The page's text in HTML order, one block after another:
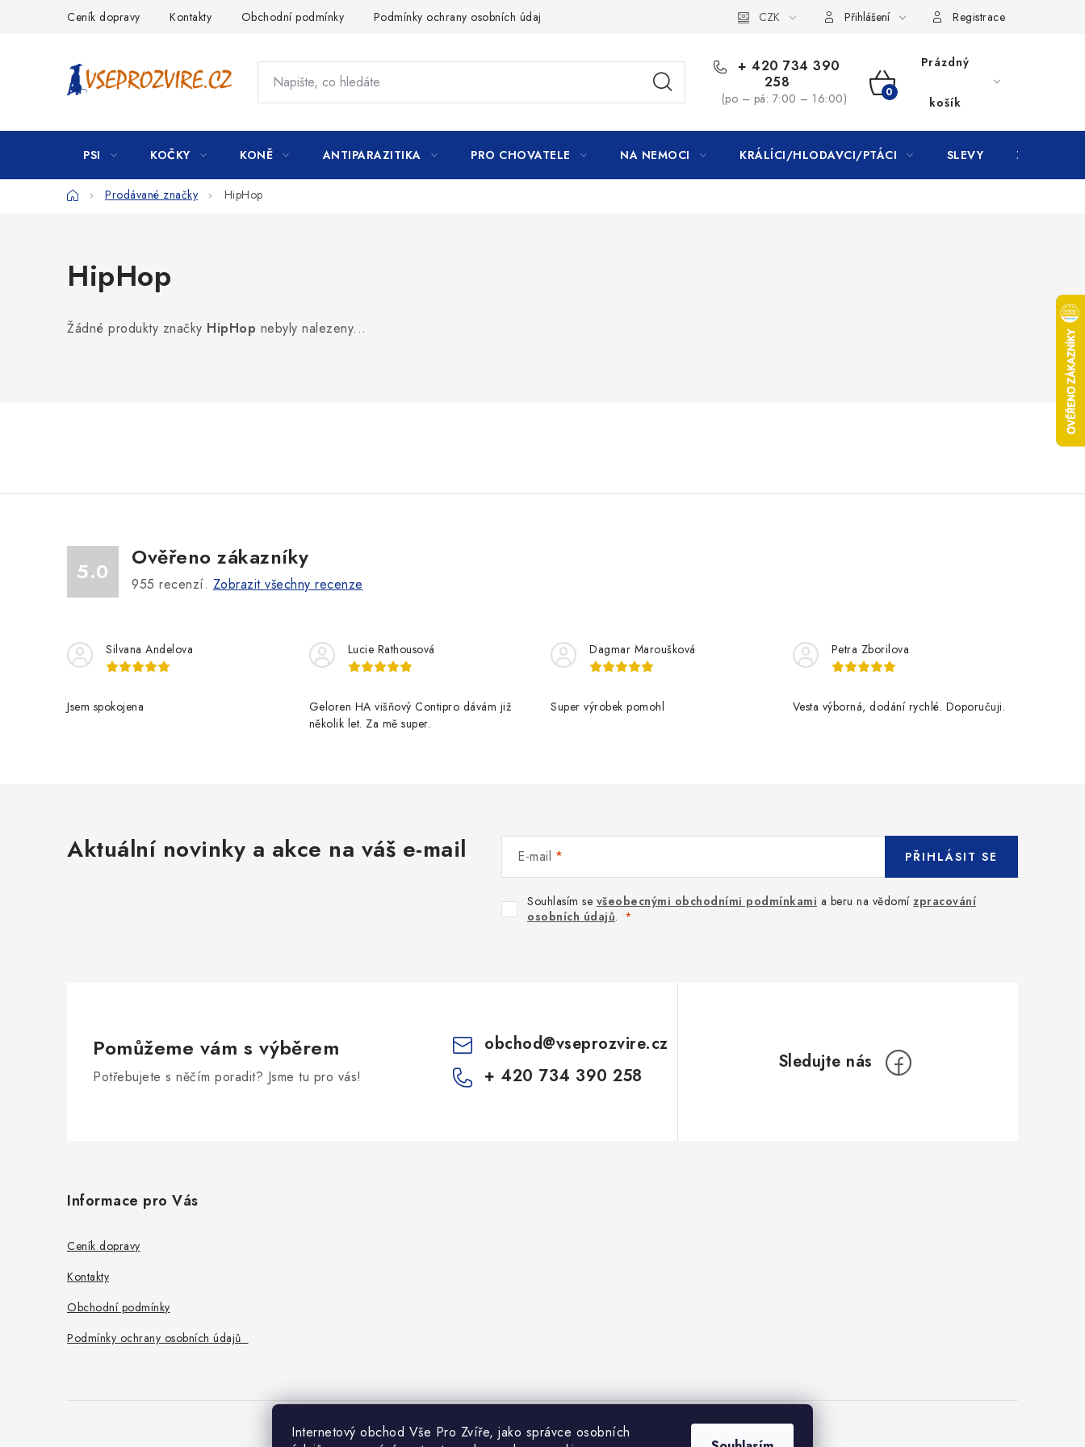
Internetový obchod Vše Pro Zvíře, jako správce osobních
Ceník dopravy Kontakty Obchodní podmínky Podmínky ochrany osobních údajů CZK Přihlášení Registrace
+ 420 734 390
258
(po – pá: 7:00 – 16:00)
NÁKUPNÍ
KOŠÍK
Prázdný
košík
PSI KOČKY KONĚ ANTIPARAZITIKA PRO CHOVATELE NA NEMOCI KRÁLÍCI/HLODAVCI/PTÁCI SLEVY ZNAČKY
DomůProdávané značky HipHop
HipHop
Žádné produkty značky HipHop nebyly nalezeny...
5.0
Ověřeno zákazníky
955 recenzí. Zobrazit všechny recenze
Silvana Andelova
Jsem spokojena
Lucie Rathousová
Geloren HA višňový Contipro dávám již
několik let. Za mě super.
Dagmar Maroušková
Super výrobek pomohl
Petra Zborilova
Vesta výborná, dodání rychlé. Doporučuji.
Aktuální novinky a akce na váš e-mail E-mail
Souhlasím se všeobecnými obchodními podmínkami a beru na vědomí zpracování
osobních údajů.
PŘIHLÁSIT SE
Pomůžeme vám s výběrem
Potřebujete s něčím poradit? Jsme tu pro vás!
obchod@vseprozvire.cz
+ 420 734 390 258
Informace pro Vás
Ceník dopravy
Kontakty
Obchodní podmínky
Podmínky ochrany osobních údajů
Obchodní podmínky Heuréka recenze VseProZvire.cz 2011-2024